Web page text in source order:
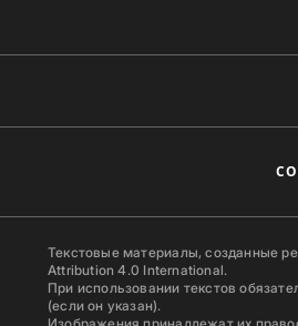
Текстовые материалы, созданные
Attribution 4.0 International.
При использовании текстов
(если он указан).